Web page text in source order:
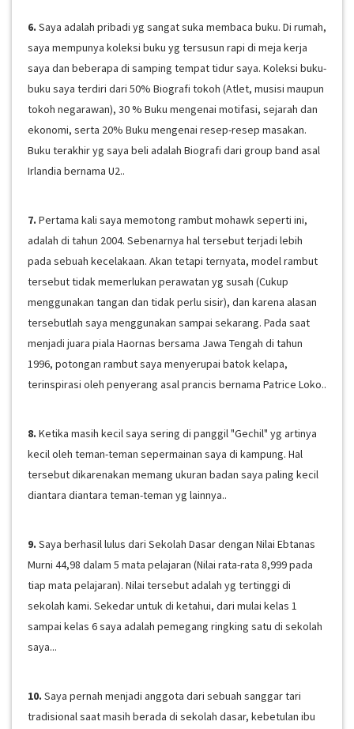
6. Saya adalah pribadi yg sangat suka membaca buku. Di rumah,
saya mempunya koleksi buku yg tersusun rapi di meja kerja
saya dan beberapa di samping tempat tidur saya. Koleksi buku-
buku saya terdiri dari 50% Biografi tokoh (Atlet, musisi maupun
tokoh negarawan), 30 % Buku mengenai motifasi, sejarah dan
ekonomi, serta 20% Buku mengenai resep-resep masakan.
Buku terakhir yg saya beli adalah Biografi dari group band asal
Irlandia bernama U2..
7. Pertama kali saya memotong rambut mohawk seperti ini,
adalah di tahun 2004. Sebenarnya hal tersebut terjadi lebih
pada sebuah kecelakaan. Akan tetapi ternyata, model rambut
tersebut tidak memerlukan perawatan yg susah (Cukup
menggunakan tangan dan tidak perlu sisir), dan karena alasan
tersebutlah saya menggunakan sampai sekarang. Pada saat
menjadi juara piala Haornas bersama Jawa Tengah di tahun
1996, potongan rambut saya menyerupai batok kelapa,
terinspirasi oleh penyerang asal prancis bernama Patrice Loko..
8. Ketika masih kecil saya sering di panggil "Gechil" yg artinya
kecil oleh teman-teman sepermainan saya di kampung. Hal
tersebut dikarenakan memang ukuran badan saya paling kecil
diantara diantara teman-teman yg lainnya..
9. Saya berhasil lulus dari Sekolah Dasar dengan Nilai Ebtanas
Murni 44,98 dalam 5 mata pelajaran (Nilai rata-rata 8,999 pada
tiap mata pelajaran). Nilai tersebut adalah yg tertinggi di
sekolah kami. Sekedar untuk di ketahui, dari mulai kelas 1
sampai kelas 6 saya adalah pemegang ringking satu di sekolah
saya...
10. Saya pernah menjadi anggota dari sebuah sanggar tari
tradisional saat masih berada di sekolah dasar, kebetulan ibu